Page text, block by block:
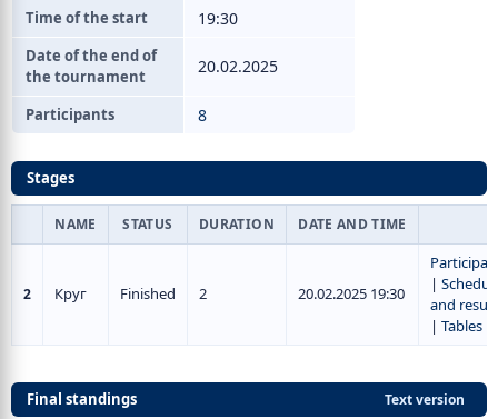
Time of the start 19:30
Date of the end of
the tournament
20.02.2025
Participants 8
Stages
NAME STATUS DURATION DATE AND TIME
2 Круг Finished 2 20.02.2025 19:30
|
and
| Tables
Text version
Final standings